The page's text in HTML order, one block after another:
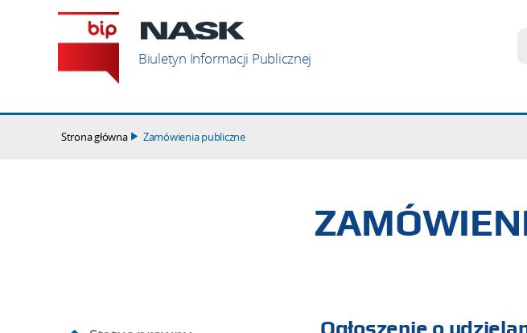
Biuletyn Informacji Publicznej
Strona główna Zamówienia publiczne
Ogłoszenie o